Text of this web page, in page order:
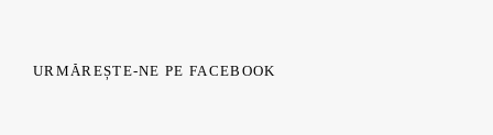
URMĂREȘTE-NE PE FACEBOOK